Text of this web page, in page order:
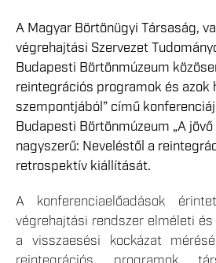
A Magyar Börtönügyi Társaság,
végrehajtási Szervezet
Budapesti Börtönmúzeum
reintegrációs programok és azok
szempontjából” című
Budapesti Börtönmúzeum „A
nagyszerű: Neveléstől a
retrospektív kiállítását.
A konferenciaelőadások
végrehajtási rendszer elméleti
a visszaesési kockázat